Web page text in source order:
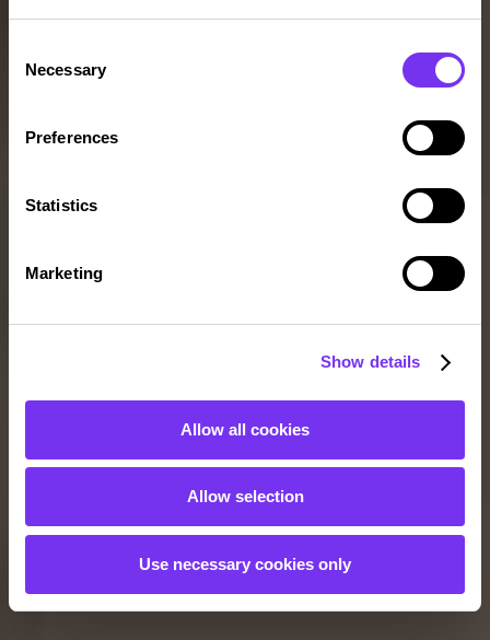
Selection
Necessary
Preferences
Statistics
Marketing
Show details
Allow all cookies
Allow selection
Use necessary cookies only